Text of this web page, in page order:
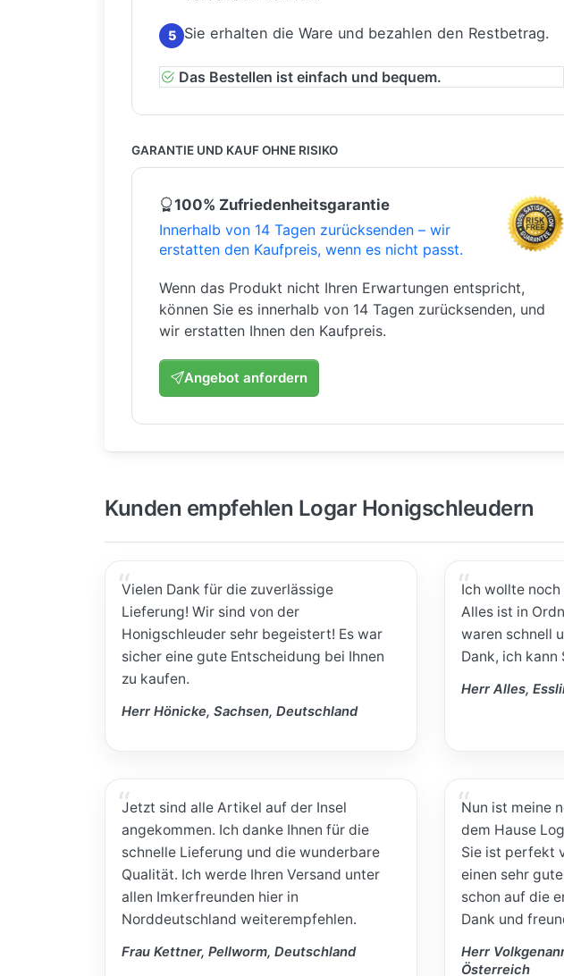
5 Sie erhalten die Ware und bezahlen den Restbetrag.
Das Bestellen ist einfach und bequem.
GARANTIE UND KAUF OHNE RISIKO
100% Zufriedenheitsgarantie
Innerhalb von 14 Tagen zurücksenden – wir
erstatten den Kaufpreis, wenn es nicht passt.
Wenn das Produkt nicht Ihren Erwartungen entspricht,
können Sie es innerhalb von 14 Tagen zurücksenden, und
wir erstatten Ihnen den Kaufpreis.
Angebot anfordern
Kunden empfehlen Logar Honigschleudern
Vielen Dank für die zuverlässige
Lieferung! Wir sind von der
Honigschleuder sehr begeistert! Es war
sicher eine gute Entscheidung bei Ihnen
zu kaufen.
Herr Hönicke, Sachsen, Deutschland
Ich wollte
Alles ist in
waren schnell
Dank, ich
Herr Alles,
Jetzt sind alle Artikel auf der Insel
angekommen. Ich danke Ihnen für die
schnelle Lieferung und die wunderbare
Qualität. Ich werde Ihren Versand unter
allen Imkerfreunden hier in
Norddeutschland weiterempfehlen.
Frau Kettner, Pellworm, Deutschland
Nun ist meine
dem Hause
Sie ist perfekt
einen sehr
schon auf die
Dank und
Herr
Österreich